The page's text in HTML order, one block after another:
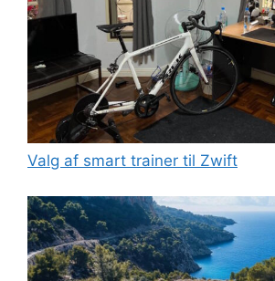
Valg af smart trainer til Zwift